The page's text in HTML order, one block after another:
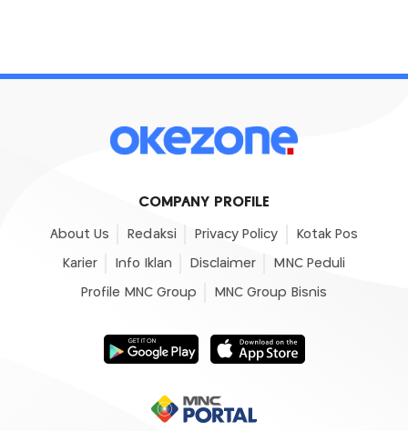
COMPANY PROFILE
About Us Redaksi Privacy Policy Kotak Pos
Karier Info Iklan Disclaimer MNC Peduli
Profile MNC Group MNC Group Bisnis